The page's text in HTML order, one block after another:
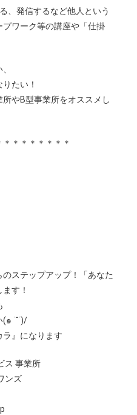
、発信するなど他人という
プワーク等の講座や「仕掛
たい！
やB型事業所をオススメし
＊＊＊＊＊＊＊
ステップアップ！「あなた
す！
˙˘˙)/
ラ』になります
ス 事業所
ンズ